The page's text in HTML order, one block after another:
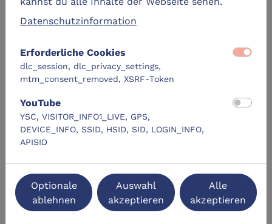
Datenschutzinformation
Erforderliche Cookies
dlc_session, dlc_privacy_settings,
mtm_consent_removed, XSRF-Token
YouTube
YSC, VISITOR_INFO1_LIVE, GPS,
DEVICE_INFO, SSID, HSID, SID, LOGIN_INFO,
APISID
Optionale
ablehnen
Auswahl
akzeptieren
Alle
akzeptieren
eigene XR-Anwendung)im Museumskontext
gestalten möchten.
*Voraussetzungen für diesen Kurs sind
Grundkenntnisse in Blender oder einem ähnlichen
3D-Programm.
Zielgruppe(n)
Studierende aus der Design und Kunst
Bereich; Kreativschaffenden, die intensiv am
Thema Digitalisierung und Archivierung der Dinge